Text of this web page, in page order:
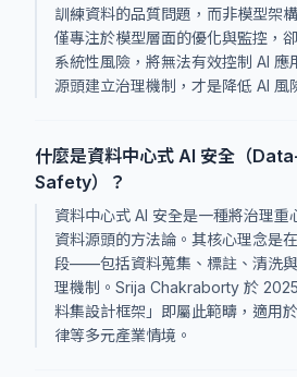
訓練資料的品質問題，而非模型架
僅專注於模型層面的優化與監控，
系統性風險，將無法有效控制 AI 應
源頭建立治理機制，才是降低 AI 風
什麼是資料中心式 AI 安全（
Safety）？
資料中心式 AI 安全是一種將治理重
資料源頭的方法論。其核心理念是
段——包括資料蒐集、標註、清洗
理機制。Srija Chakraborty 於
料集設計框架」即屬此範疇，適用
律等多元產業情境。